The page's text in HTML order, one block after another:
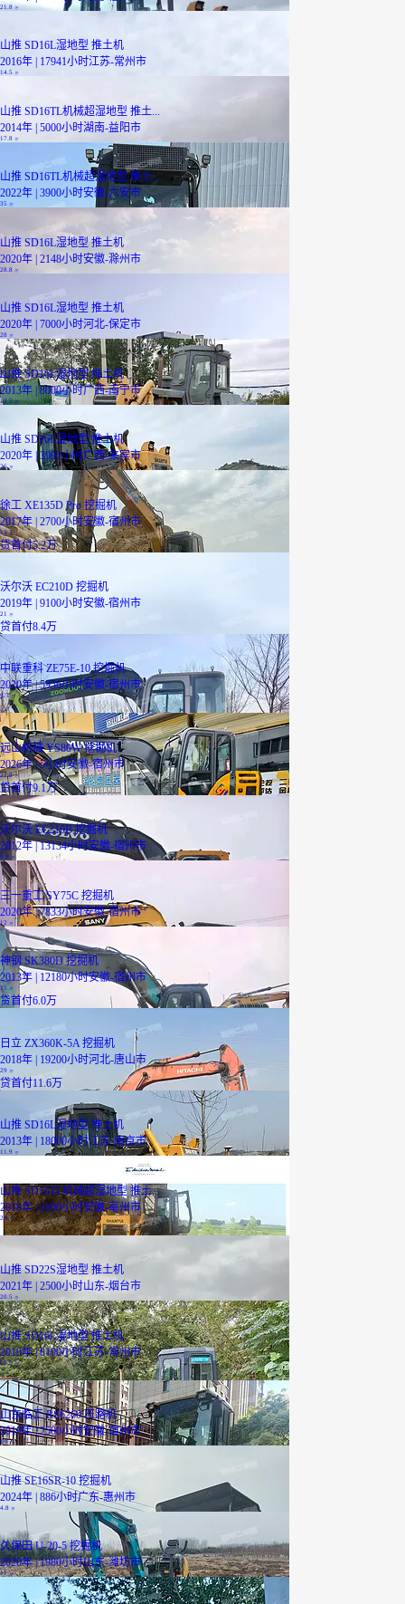
21.8
山推 SD16L湿地型 推土机
2016年 | 17941小时江苏-常州市
14.5 万
山推 SD16TL机械超湿地型 推土...
2014年 | 5000小时湖南-益阳市
17.8
山推 SD16TL机械超湿地型 推土...
2022年 | 3900小时安徽-六安市
35 万
山推 SD16L湿地型 推土机
2020年 | 2148小时安徽-滁州市
28.8
山推 SD16L湿地型 推土机
2020年 | 7000小时河北-保定市
28 万
山推 SD16L湿地型 推土机
2013年 | 8000小时广西-南宁市
13.5
山推 SD16L湿地型 推土机
2020年 | 3992小时广西-来宾市
26万
徐工 XE135D Pro 挖掘机
2017年 | 2700小时安徽-宿州市
13万
贷首付5.2万
沃尔沃 EC210D 挖掘机
2019年 | 9100小时安徽-宿州市
21 万
贷首付8.4万
中联重科 ZE75E-10 挖掘机
2020年 | 5956小时安徽-宿州市
9.5万
远山机械 YS80W 挖掘机
2026年 | 5小时安徽-宿州市
22.8万
贷首付9.1万
沃尔沃 EC210B 挖掘机
2012年 | 13134小时安徽-宿州市
9.8 万
三一重工 SY75C 挖掘机
2020年 | 7833小时安徽-宿州市
12 万
神钢 SK380D 挖掘机
2013年 | 12180小时安徽-宿州市
15万
贷首付6.0万
日立 ZX360K-5A 挖掘机
2018年 | 19200小时河北-唐山市
29
贷首付11.6万
山推 SD16L湿地型 推土机
2013年 | 18000小时江苏-南京市
11.9 万
山推 SD16TL机械超湿地型 推土...
2018年 | 5000小时安徽-亳州市
23 万
山推 SD22S湿地型 推土机
2021年 | 2500小时山东-烟台市
20.5 万
山推 SD16L湿地型 推土机
2019年 | 8100小时江苏-常州市
19.5万
山东临工 RS6260 压路机
2019年 | 2500小时安徽-宿州市
19万
山推 SE16SR-10 挖掘机
2024年 | 886小时广东-惠州市
4.8
久保田 U-20-5 挖掘机
2020年 | 1980小时山东-潍坊市
11万